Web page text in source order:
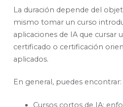
La duración depende del
mismo tomar un curso
aplicaciones de IA que cursar
certificado o certificación
aplicados.
En general, puedes encontrar:
Cursos cortos de IA: